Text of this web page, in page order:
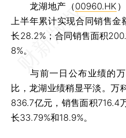
龙湖地产（00960.HK
上半年累计实现合同销售
长28.2%；合同销售面积
8%。
与前一日公布业绩的万
比，龙湖业绩稍显平淡。万
836.7亿元，销售面积716.4
长33.79%和18.9%。